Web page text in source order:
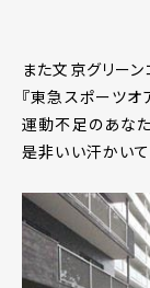
また文京グリーン
『東急スポーツ
運動不足のあな
是非いい汗かい